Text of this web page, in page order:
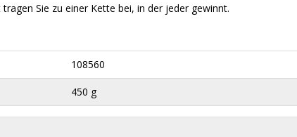
Sie zu einer Kette bei, in der jeder gewinnt.
108560
450 g